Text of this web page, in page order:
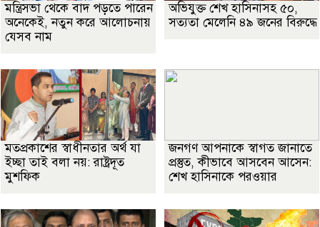
মন্ত্রিসভা থেকে বাদ পড়তে পারেন
অনেকেই, নতুন করে আলোচনায়
যেসব নাম
অভিযুক্ত শেখ হাসিনাসহ ৫০,
সত্যতা মেলেনি ৪৯ জনের বিরুদ্ধে
মতপ্রকাশের স্বাধীনতার অর্থ যা
ইচ্ছা তাই বলা নয়: রাষ্ট্রদূত
মুশফিক
জনগণ আপনাকে স্বাগত জানাতে
প্রস্তুত, কীভাবে আসবেন আসেন:
শেখ হাসিনাকে পরওয়ার